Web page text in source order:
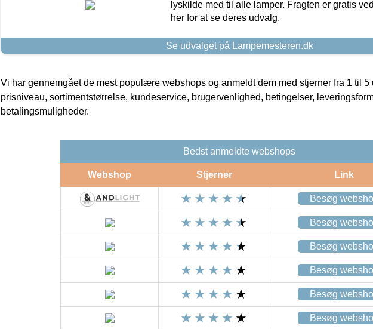
lyskilde med til alle lamper. Fragten er gratis
her for at se deres udvalg.
Se udvalget på Lampemesteren.dk
Vi har gennemgået de mest populære webshops og anmeldt dem med stjerner fra 1 til 5
prisniveau, sortimentstørrelse, kundeservice, brugervenlighed, betingelser,
betalingsmuligheder.
Bedst anmeldte webshops
Webshop Stjerner Link
Besøg
Besøg
Besøg
Besøg
Besøg
Besøg